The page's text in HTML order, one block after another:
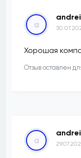
a
Хорошая
Отзыв оставлен
a